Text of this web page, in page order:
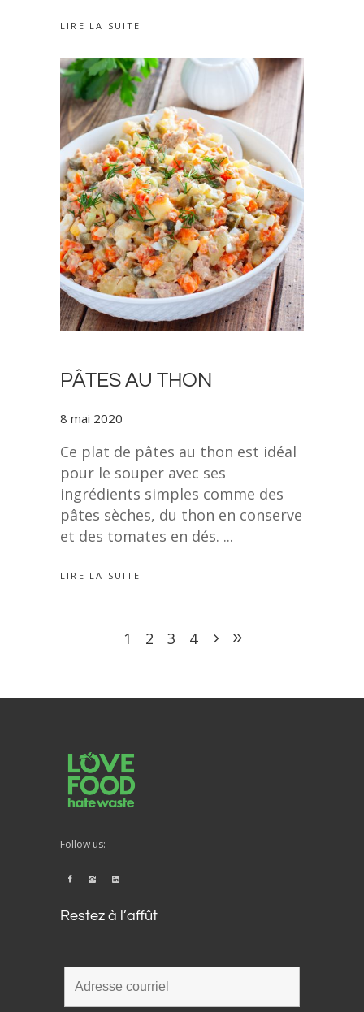
LIRE LA SUITE
PÂTES AU THON
8 mai 2020
Ce plat de pâtes au thon est idéal
pour le souper avec ses
ingrédients simples comme des
pâtes sèches, du thon en conserve
et des tomates en dés.
LIRE LA SUITE
1 2 3 4
Follow us:
Restez à l’affût